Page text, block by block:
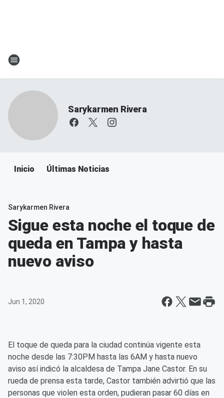
Sarykarmen Rivera
Inicio Últimas Noticias
Sarykarmen Rivera
Sigue esta noche el toque de
queda en Tampa y hasta
nuevo aviso
Jun 1, 2020
El toque de queda para la ciudad continúa vigente esta
noche desde las 7:30PM hasta las 6AM y hasta nuevo
aviso así indicó la alcaldesa de Tampa Jane Castor. En su
rueda de prensa esta tarde, Castor también advirtió que las
personas que violen esta orden, pudieran pasar 60 días en